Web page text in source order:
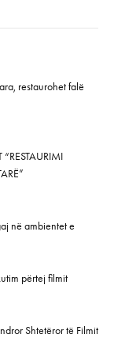
restaurohet falë
“RESTAURIMI
në ambientet e
përtej filmit
Shtetëror të Filmit